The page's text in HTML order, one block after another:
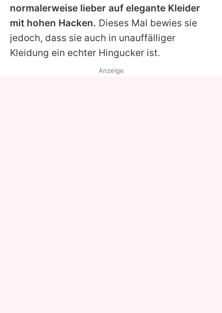
normalerweise lieber auf elegante Kleider
mit hohen Hacken. Dieses Mal bewies sie
jedoch, dass sie auch in unauffälliger
Kleidung ein echter Hingucker ist.
Anzeige